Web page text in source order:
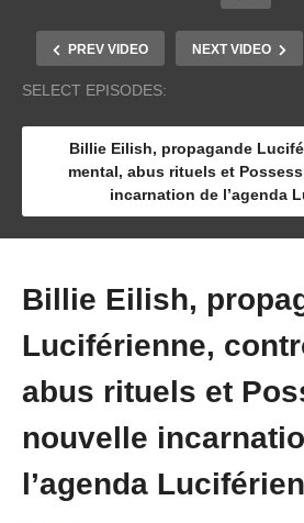
PREV VIDEO NEXT VIDEO
Beyoncé et sa double
Sasha, nouvel exemple de
star !
SELECT EPISODES:
Billie Eilish, propagande
mental, abus rituels et
incarnation de l’agenda
Billie Eilish,
Luciférienne,
abus rituels et
nouvelle
l’agenda Luciférien